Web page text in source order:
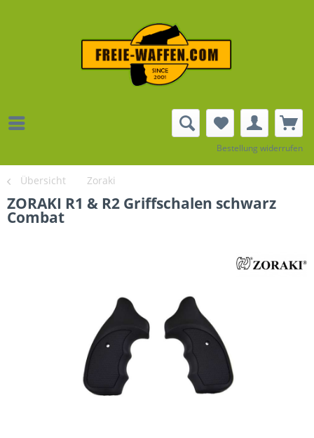
Bestellung widerrufen
Übersicht Zoraki
ZORAKI R1 & R2 Griffschalen schwarz
Combat